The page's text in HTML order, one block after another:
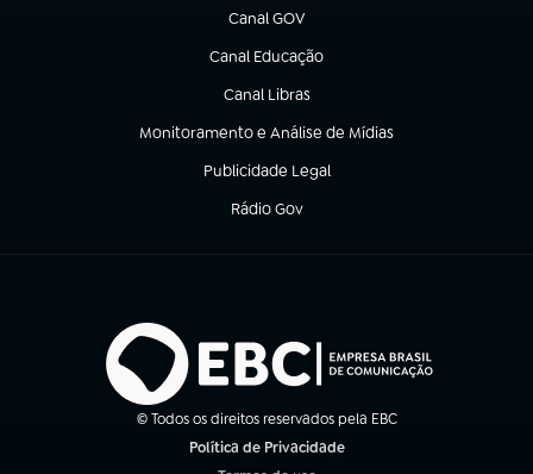
Canal GOV
(abre em nova aba)
Canal Educação
(abre em nova aba)
Canal Libras
(abre em nova aba)
Monitoramento e Análise de Mídias
(abre em nova aba)
Publicidade Legal
(abre em nova aba)
Rádio Gov
(abre em nova aba)
© Todos os direitos reservados pela EBC
Política de Privacidade